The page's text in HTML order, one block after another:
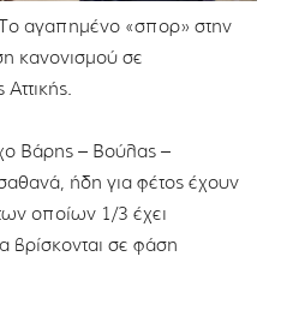
αγαπημένο «σπορ» στην
κανονισμού σε
Βάρης – Βούλας –
ήδη για φέτος έχουν
οποίων 1/3 έχει
σε φάση